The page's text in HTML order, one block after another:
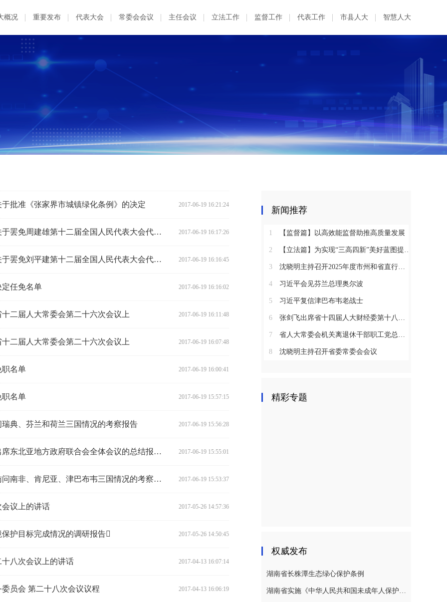
概况 重要发布 代表大会 常委会会议 主任会议 立法工作 监督工作 代表工作 市县人大 智慧人大
批准《张家界市城镇绿化条例》的决定 2017-06-19 16:21:24
湖南省人民代表大会常务委员会关于罢免周建雄第十二届全国人民代表大会代表职务的决定 2017-06-19 16:17:26
湖南省人民代表大会常务委员会关于罢免刘平建第十二届全国人民代表大会代表职务的决定 2017-06-19 16:16:45
任免名单 2017-06-19 16:16:02
二届人大常委会第二十六次会议上 2017-06-19 16:11:48
二届人大常委会第二十六次会议上 2017-06-19 16:07:48
职名单 2017-06-19 16:00:41
职名单 2017-06-19 15:57:15
典、芬兰和荷兰三国情况的考察报告 2017-06-19 15:56:28
省人大常委会副主任刘莲玉率团出席东北亚地方政府联合会全体会议的总结报告与建议思考 2017-06-19 15:55:01
省人大常委会副主任陈君文率团访问南非、肯尼亚、津巴布韦三国情况的考察报告 2017-06-19 15:53:37
议上的讲话 2017-05-26 14:57:36
护目标完成情况的调研报告 2017-05-26 14:50:45
八次会议上的讲话 2017-04-13 16:07:14
员会 第二十八次会议议程 2017-04-13 16:06:19
新闻推荐
1 【监督篇】以高效能监督助推高质量发展
2 【立法篇】为实现“三高四新”美好蓝图提供坚实法治保障
3 沈晓明主持召开2025年度市州和省直行业系统党（工）委书记抓基层党建工作述职评议会议
4 习近平会见芬兰总理奥尔波
5 习近平复信津巴布韦老战士
6 张剑飞出席省十四届人大财经委第十八次全体会议
7 省人大常委会机关离退休干部职工党总支召开2025年度总结表彰大会
8 沈晓明主持召开省委常委会会议
精彩专题
权威发布
湖南省长株潭生态绿心保护条例
湖南省实施《中华人民共和国未成年人保护法》若干规定